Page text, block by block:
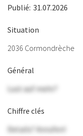
Publié: 31.07.2026
Situation
2036 Cormondrèche
Général
Lust auf mehr?
Chiffre clés
Details? Anrufen!